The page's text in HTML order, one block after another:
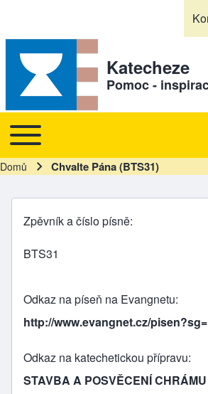
Katecheze
Pomoc -
Hlavní navigace
Toggle main menu
Drobečková navigace
Domů Chvalte Pána (BTS31)
Zpěvník a číslo písně
BTS31
Odkaz na píseň na Evangnetu
http://www.evangnet.cz/
Odkaz na katechetickou přípravu
STAVBA A POSVĚCENÍ CHRÁMU